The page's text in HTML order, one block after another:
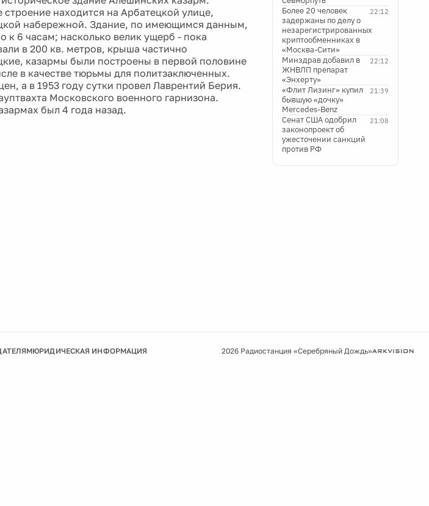
находится на Арбатецкой улице,
набережной. Здание, по имеющимся данным,
к 6 часам; насколько велик ущерб - пока
в 200 кв. метров, крыша частично
казармы были построены в первой половине
в качестве тюрьмы для политзаключенных.
а в 1953 году сутки провел Лаврентий Берия.
Московского военного гарнизона.
был 4 года назад.
22:12
Более 20 человек
задержаны по делу о
незарегистрированных
криптообменниках в
«Москва-Сити»
22:12
Минздрав добавил в
ЖНВЛП препарат
«Энхерту»
21:39
«Флит Лизинг» купил
бывшую «дочку»
Mercedes-Benz
21:08
Сенат США одобрил
законопроект об
ужесточении санкций
против РФ
ЮРИДИЧЕСКАЯ ИНФОРМАЦИЯ 2026 Радиостанция «Серебряный Дождь»